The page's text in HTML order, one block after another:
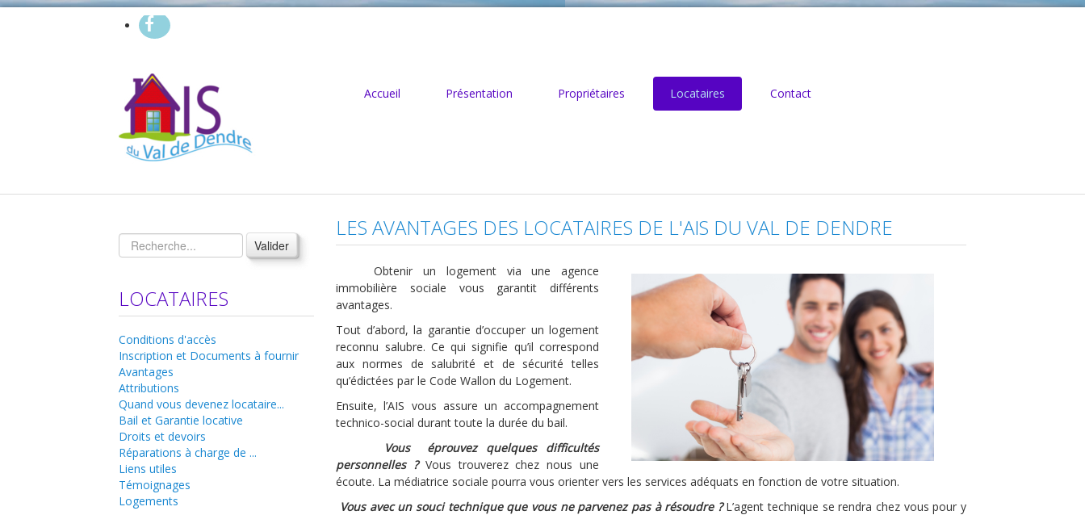
Accueil Présentation Propriétaires Locataires Contact
Valider
LOCATAIRES
Conditions d'accès
Inscription et Documents à fournir
Avantages
Attributions
Quand vous devenez locataire...
Bail et Garantie locative
Droits et devoirs
Réparations à charge de ...
Liens utiles
Témoignages
Logements
LES AVANTAGES DES LOCATAIRES DE L'AIS DU VAL DE DENDRE
Obtenir un logement via une agence
immobilière sociale vous garantit différents
avantages.
Tout d’abord, la garantie d’occuper un logement
reconnu salubre. Ce qui signifie qu’il correspond
aux normes de salubrité et de sécurité telles
qu’édictées par le Code Wallon du Logement.
Ensuite, l’AIS vous assure un accompagnement
technico-social durant toute la durée du bail.
Vous éprouvez quelques difficultés
personnelles ?Vous trouverez chez nous une
écoute. La médiatrice sociale pourra vous orienter vers les services adéquats en fonction de votre situation.
Vous avec un souci technique que vous ne parvenez pas à résoudre ?L’agent technique se rendra chez vous pour y